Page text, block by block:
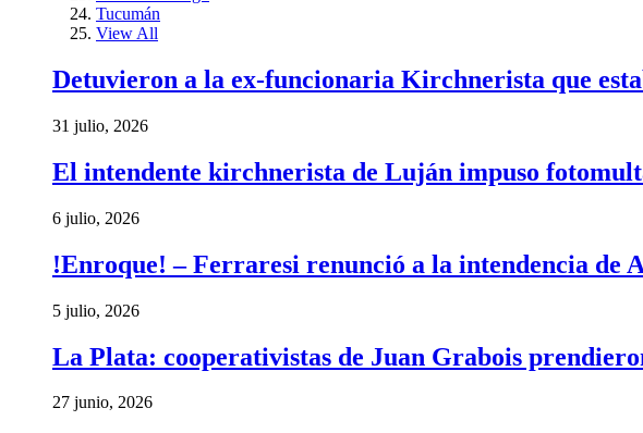
Tucumán
View All
Detuvieron a la ex-funcionaria Kirchnerista que
31 julio, 2026
El intendente kirchnerista de Luján impuso
6 julio, 2026
!Enroque! – Ferraresi renunció a la intendencia de
5 julio, 2026
La Plata: cooperativistas de Juan Grabois
27 junio, 2026